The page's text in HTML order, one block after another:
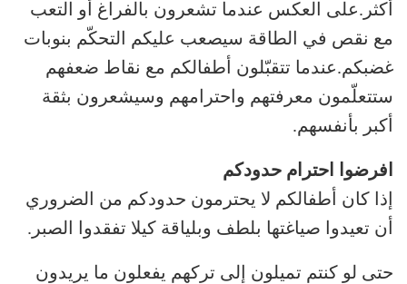
أكثر.على العكس عندما تشعرون بالفراغ أو التعب
مع نقص في الطاقة سيصعب عليكم التحكّم بنوبات
غضبكم.عندما تتقبّلون أطفالكم مع نقاط ضعفهم
ستتعلّمون معرفتهم واحترامهم وسيشعرون بثقة
أكبر بأنفسهم.
افرضوا احترام حدودكم
إذا كان أطفالكم لا يحترمون حدودكم من الضروري
أن تعيدوا صياغتها بلطف وبلياقة كيلا تفقدوا الصبر.
حتى لو كنتم تميلون إلى تركهم يفعلون ما يريدون